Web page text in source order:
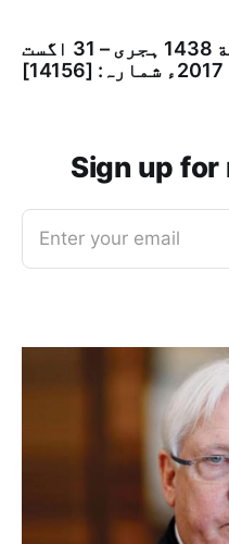
جمعرات – 9 ذی الحجة 1438 ہجری – 31 اگست
2017ء شمارہ: [14156]
Sign up for
Enter your email